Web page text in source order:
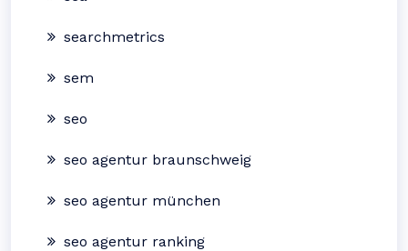
searchmetrics
sem
seo
seo agentur braunschweig
seo agentur münchen
seo agentur ranking